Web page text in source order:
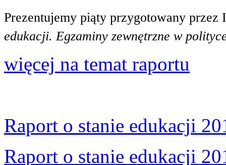
Prezentujemy piąty przygotowany
edukacji. Egzaminy zewnętrzne w
więcej na temat raportu
Raport o stanie edukacji
Raport o stanie edukacji